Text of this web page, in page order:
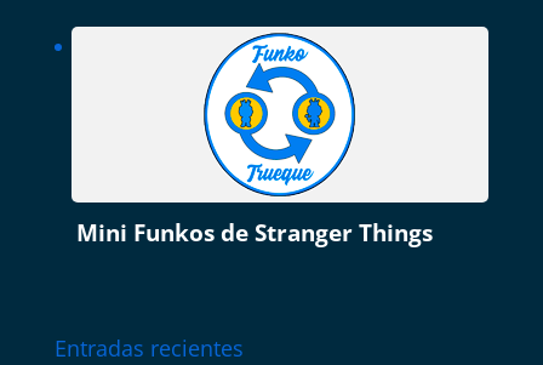
Mini Funkos de Stranger Things
Entradas recientes